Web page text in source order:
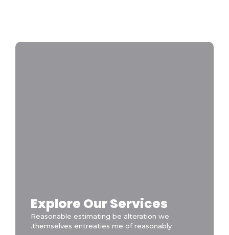
Explore Our Services
Reasonable estimating be alteration we
themselves entreaties me of reasonably.